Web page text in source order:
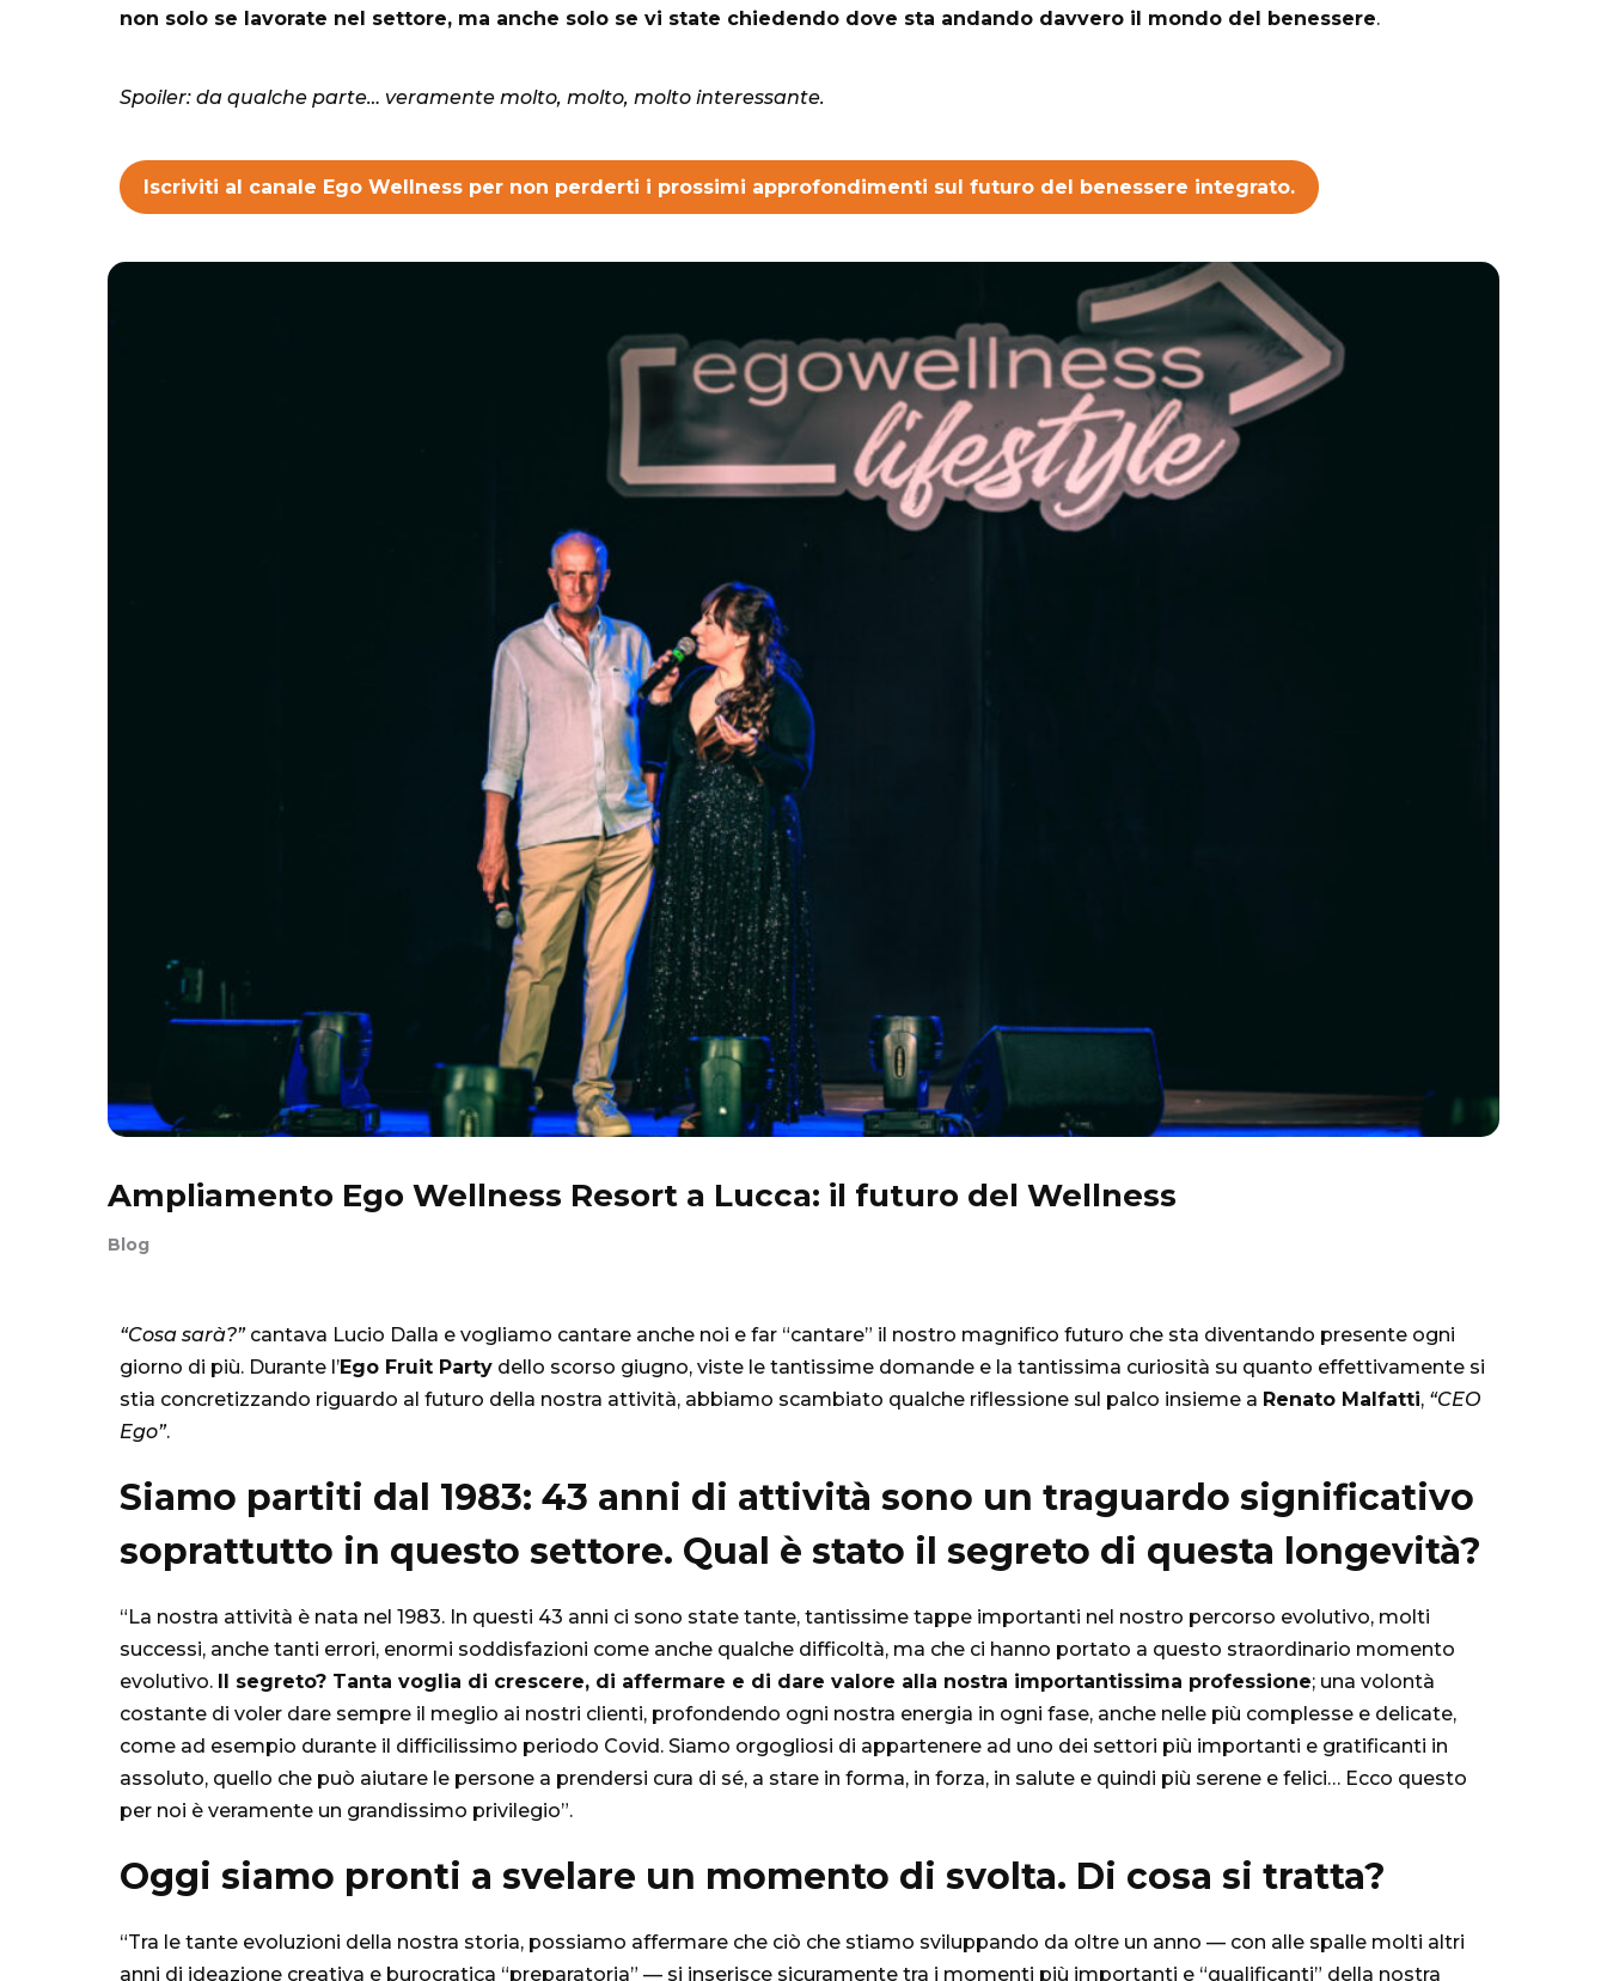
non solo se lavorate nel settore, ma anche solo se vi state chiedendo dove sta andando davvero il mondo del benessere.
Spoiler: da qualche parte… veramente molto, molto, molto interessante.
Iscriviti al canale Ego Wellness per non perderti i prossimi approfondimenti sul futuro del benessere integrato.
Ampliamento Ego Wellness Resort a Lucca: il futuro del Wellness
Blog
“Cosa sarà?”cantava Lucio Dalla e vogliamo cantare anche noi e far “cantare” il nostro magnifico futuro che sta diventando presente ogni
giorno di più. Durante l’Ego Fruit Party dello scorso giugno, viste le tantissime domande e la tantissima curiosità su quanto effettivamente si
stia concretizzando riguardo al futuro della nostra attività, abbiamo scambiato qualche riflessione sul palco insieme a Renato Malfatti, “CEO
Ego”.
Siamo partiti dal 1983: 43 anni di attività sono un traguardo significativo
soprattutto in questo settore. Qual è stato il segreto di questa longevità?
“La nostra attività è nata nel 1983. In questi 43 anni ci sono state tante, tantissime tappe importanti nel nostro percorso evolutivo, molti
successi, anche tanti errori, enormi soddisfazioni come anche qualche difficoltà, ma che ci hanno portato a questo straordinario momento
evolutivo. Il segreto? Tanta voglia di crescere, di affermare e di dare valore alla nostra importantissima professione; una volontà
costante di voler dare sempre il meglio ai nostri clienti, profondendo ogni nostra energia in ogni fase, anche nelle più complesse e delicate,
come ad esempio durante il difficilissimo periodo Covid. Siamo orgogliosi di appartenere ad uno dei settori più importanti e gratificanti in
assoluto, quello che può aiutare le persone a prendersi cura di sé, a stare in forma, in forza, in salute e quindi più serene e felici… Ecco questo
per noi è veramente un grandissimo privilegio”.
Oggi siamo pronti a svelare un momento di svolta. Di cosa si tratta?
“Tra le tante evoluzioni della nostra storia, possiamo affermare che ciò che stiamo sviluppando da oltre un anno — con alle spalle molti altri
anni di ideazione creativa e burocratica “preparatoria” — si inserisce sicuramente tra i momenti più importanti e “qualificanti” della nostra